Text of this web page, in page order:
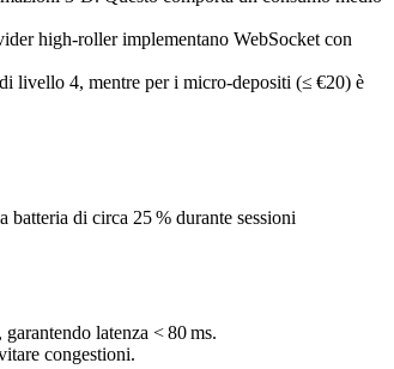
high‑roller implementano WebSocket con
livello 4, mentre per i micro‑depositi (≤ €20) è
batteria di circa 25 % durante sessioni
latenza < 80 ms.
congestioni.